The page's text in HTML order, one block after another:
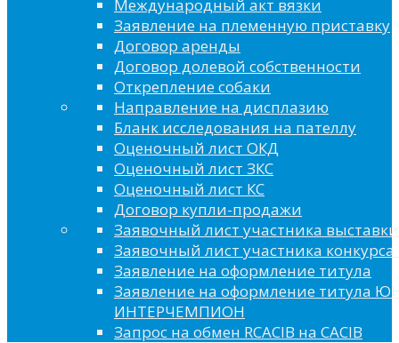
Международный акт вязки
Заявление на племенную приставку
Договор аренды
Договор долевой собственности
Открепление собаки
Направление на дисплазию
Бланк исследования на пателлу
Оценочный лист ОКД
Оценочный лист ЗКС
Оценочный лист КС
Договор купли-продажи
Заявочный лист участника выставки
Заявочный лист участника конкурса
Заявление на оформление титула
Заявление на оформление титула
ИНТЕРЧЕМПИОН
Запрос на обмен RCACIB на CACIB